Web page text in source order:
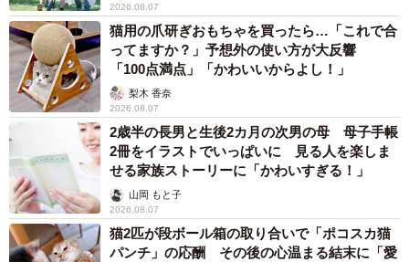
2026.08.07
猫用の爪研ぎおもちゃを買ったら…「これで合
ってますか？」予想外の使い方が大反響
「100点満点」「かわいいからよし！」
梨木 香奈
2026.08.07
2歳半の長男と生後2カ月の次男の母 母子手帳
2冊をイラストでいっぱいに 見る人を楽しま
せる家族ストーリーに「かわいすぎる！」
山岡 もと子
2026.08.07
猫2匹が段ボール箱の取り合いで「ポコスカ猫
パンチ」の応酬 その後の心温まる結末に「愛